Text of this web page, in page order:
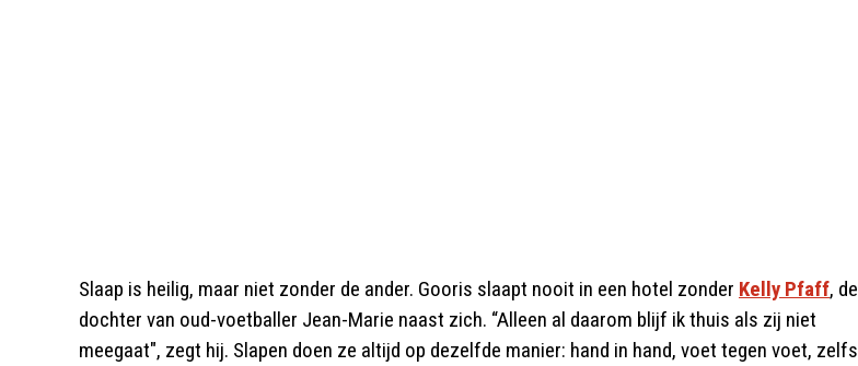
Slaap is heilig, maar niet zonder de ander. Gooris slaapt nooit in een hotel zonder Kelly Pfaff, de
dochter van oud-voetballer Jean-Marie naast zich. “Alleen al daarom blijf ik thuis als zij niet
meegaat", zegt hij. Slapen doen ze altijd op dezelfde manier: hand in hand, voet tegen voet, zelfs